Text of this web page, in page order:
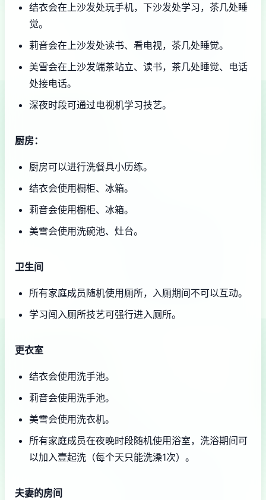
结衣会在上沙发处玩手机，下沙发处学习，茶几处睡
觉。
莉音会在上沙发处读书、看电视，茶几处睡觉。
美雪会在上沙发端茶站立、读书，茶几处睡觉、电话
处接电话。
深夜时段可通过电视机学习技艺。
厨房：
厨房可以进行洗餐具小历练。
结衣会使用橱柜、冰箱。
莉音会使用橱柜、冰箱。
美雪会使用洗碗池、灶台。
卫生间
所有家庭成员随机使用厕所，入厕期间不可以互动。
学习闯入厕所技艺可强行进入厕所。
更衣室
结衣会使用洗手池。
莉音会使用洗手池。
美雪会使用洗衣机。
所有家庭成员在夜晚时段随机使用浴室，洗浴期间可
以加入壹起洗（每个天只能洗澡1次）。
夫妻的房间